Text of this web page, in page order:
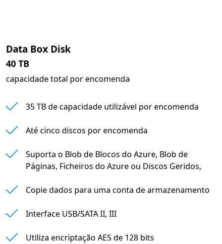
Data Box Disk
40 TB
capacidade total por encomenda
35 TB de capacidade utilizável por encomenda
Até cinco discos por encomenda
Suporta o Blob de Blocos do Azure, Blob de
Páginas, Ficheiros do Azure ou Discos Geridos,
Copie dados para uma conta de armazenamento
Interface USB/SATA II, III
Utiliza encriptação AES de 128 bits